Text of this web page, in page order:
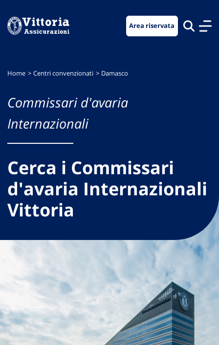
menu
contenuto
footer
Area riservata
Home Centri convenzionati Damasco
Commissari d'avaria
Internazionali
Cerca i Commissari
d'avaria Internazionali
Vittoria